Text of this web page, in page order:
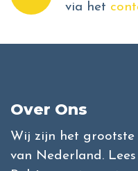
via het
Over Ons
Wij zijn het
van Nederland.